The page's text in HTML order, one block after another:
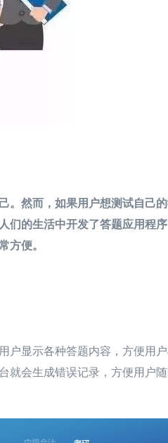
。然而，如果用户想测试自己
们的生活中开发了答题应用程
方便。
户显示各种答题内容，方便用
就会生成错误记录，方便用户